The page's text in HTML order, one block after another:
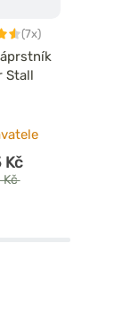
(7x)
Stall
Kč
Kč